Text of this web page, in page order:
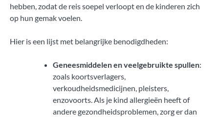
hebben, zodat de reis soepel verloopt en de kinderen zich
op hun gemak voelen.
Hier is een lijst met belangrijke benodigdheden:
Geneesmiddelen en veelgebruikte spullen:
zoals koortsverlagers,
verkoudheidsmedicijnen, pleisters,
enzovoorts. Als je kind allergieën heeft of
andere gezondheidsproblemen, zorg er dan